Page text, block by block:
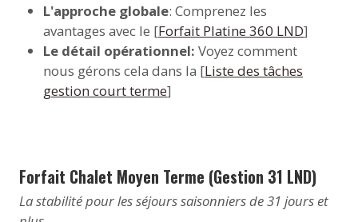
L'approche globale: Comprenez les
avantages avec le [Forfait Platine 360 LND]
Le détail opérationnel: Voyez comment
nous gérons cela dans la [Liste des tâches
gestion court terme]
Forfait Chalet Moyen Terme (Gestion 31 LND)
La stabilité pour les séjours saisonniers de 31 jours et